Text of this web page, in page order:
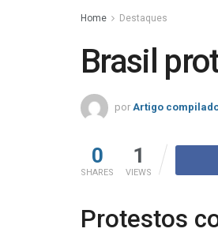
Home Destaques
Brasil
por Artigo
0
SHARES
1
VIEWS
Protestos